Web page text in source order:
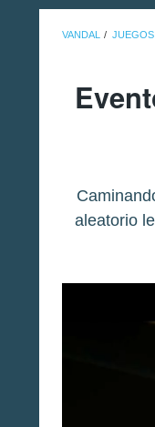
VANDAL JUEGOS
aleatorio